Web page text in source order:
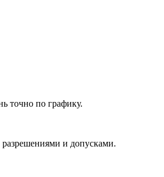
точно по графику.
и допусками.